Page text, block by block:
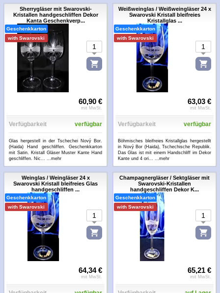
Sherrygläser mit Swarovski-
Kristallen handgeschliffen Dekor
Kanta Geschenkverp...
Geschenkkarton
with Swarovski
60,90 €
mit MwSt.
Verfügbarkeit verfügbar
Glas hergestell in der Tschechei Nový Bor.
(Haida) Hand geschliffen. Geschenkkarton
mit Satin. Kristall Gläser Muster Kante Hand
geschliffen. Nic... ...mehr
Weißweinglas / Weißweingläser 24 x
Swarovski Kristall bleifreies
Kristallglas ...
Geschenkkarton
with Swarovski
63,03 €
mit MwSt.
Verfügbarkeit verfügbar
Böhmisches bleifreies Kristallglas hergestellt
in Nový Bor (Haida), Tschechische Republik.
Das Glas ist mit einem Handschliff im Dekor
Kante und 4 ori... ...mehr
Weinglas / Weingläser 24 x
Swarovski Kristall bleifreies Glas
handgeschliffen ...
Geschenkkarton
with Swarovski
64,34 €
mit MwSt.
Champagnergläser / Sektgläser mit
Swarovski-Kristallen
handgeschliffen Dekor K...
Geschenkkarton
with Swarovski
65,21 €
mit MwSt.